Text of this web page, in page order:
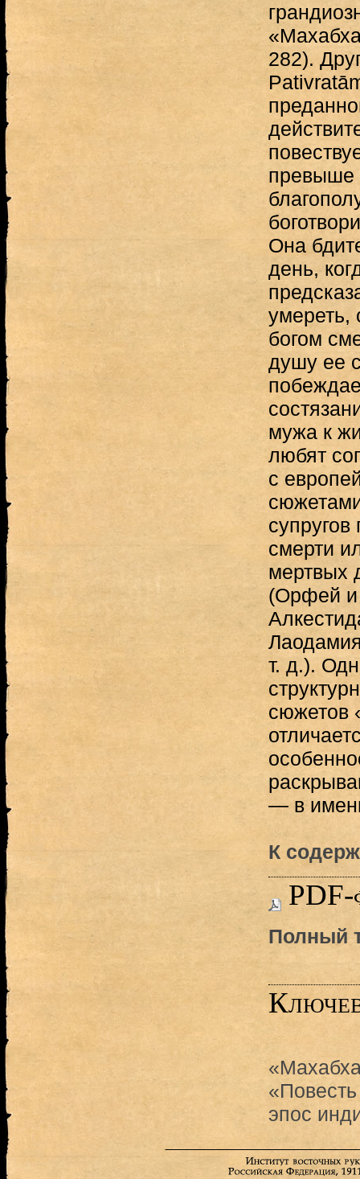
282).
превыше
Она
день,
умереть,
богом
душу ее
мужа к
любят
с
супругов
смерти
мертвых
(Орфей и
т. д.).
сюжетов
— в
К
PDF-
Полный
эпос